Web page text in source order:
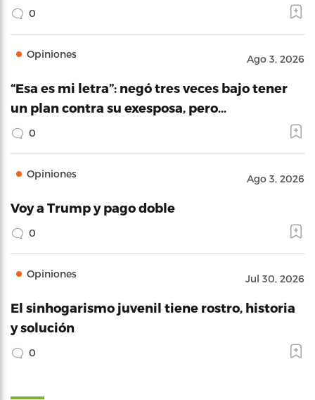
0
Opiniones Ago 3, 2026
“Esa es mi letra”: negó tres veces bajo tener
un plan contra su exesposa, pero…
0
Opiniones Ago 3, 2026
Voy a Trump y pago doble
0
Opiniones Jul 30, 2026
El sinhogarismo juvenil tiene rostro, historia
y solución
0